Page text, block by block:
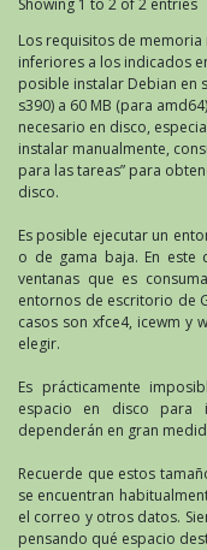
Showing 1 to 2 of 2 entries
Los requisitos de
inferiores a los indicados
posible instalar Debian en
s390) a 60 MB (para
necesario en disco,
instalar manualmente,
para las tareas” para
disco.
Es posible ejecutar un
o de gama baja. En este
ventanas que es
entornos de escritorio de
casos son xfce4, icewm y
elegir.
Es prácticamente
espacio en disco para
dependerán en gran
Recuerde que estos
se encuentran
el correo y otros datos.
pensando qué espacio